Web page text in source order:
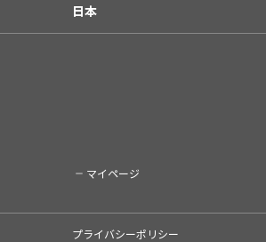
日本
マイページ
プライバシーポリシー